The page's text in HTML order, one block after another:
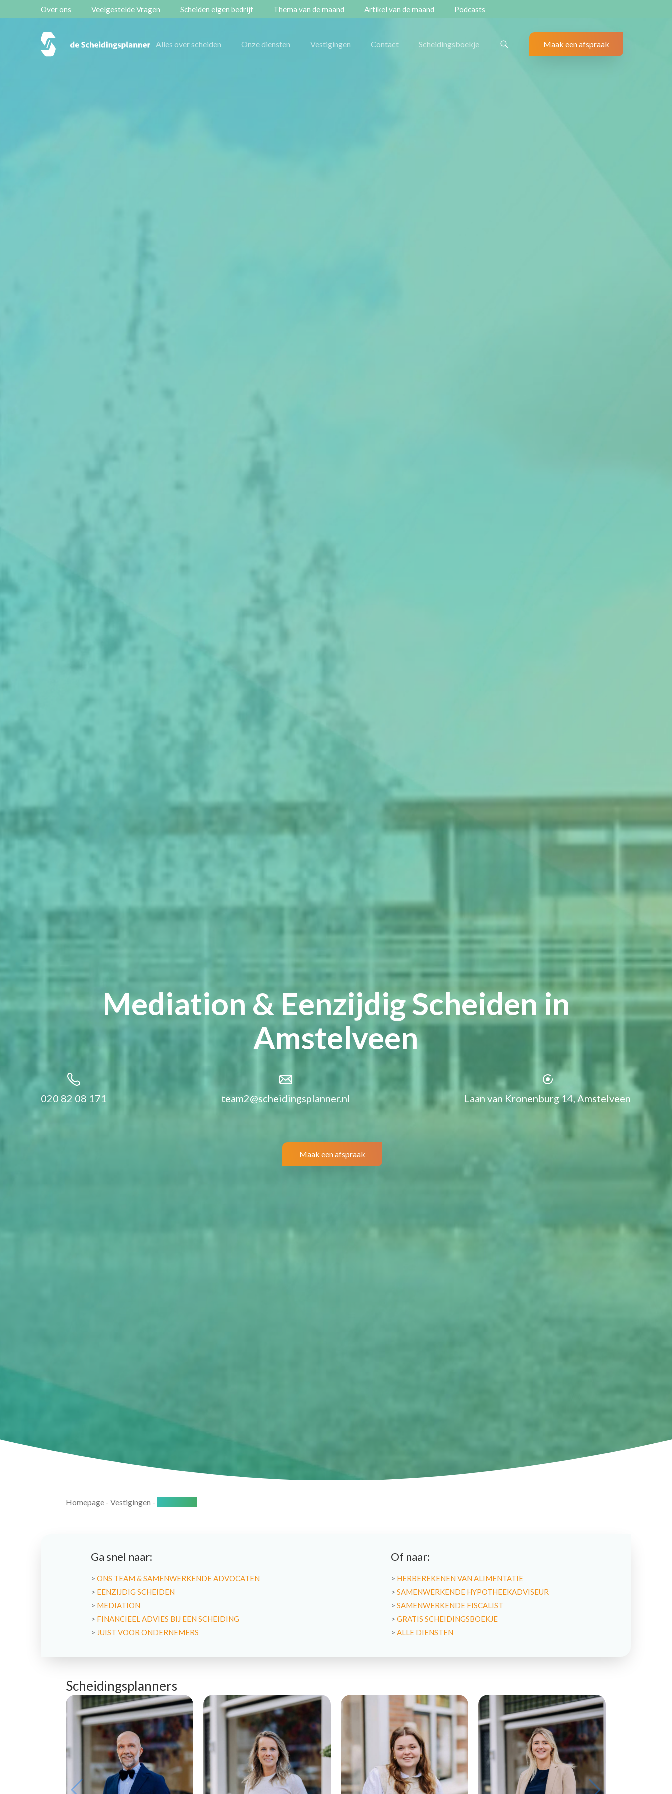
Over ons Veelgestelde Vragen Scheiden eigen bedrijf Thema van de maand Artikel van de maand Podcasts
Alles over scheiden Onze diensten Vestigingen Contact Scheidingsboekje Maak een afspraak
Contact
Mediation & Eenzijdig Scheiden in
Amstelveen
020 82 08 171 team2@scheidingsplanner.nl Laan van Kronenburg 14, Amstelveen
Maak een afspraak
Homepage - Vestigingen -
Ga snel naar:
> ONS TEAM & SAMENWERKENDE ADVOCATEN
> EENZIJDIG SCHEIDEN
> MEDIATION
> FINANCIEEL ADVIES BIJ EEN SCHEIDING
> JUIST VOOR ONDERNEMERS
Of naar:
> HERBEREKENEN VAN ALIMENTATIE
> SAMENWERKENDE HYPOTHEEKADVISEUR
> SAMENWERKENDE FISCALIST
> GRATIS SCHEIDINGSBOEKJE
> ALLE DIENSTEN
Scheidingsplanners